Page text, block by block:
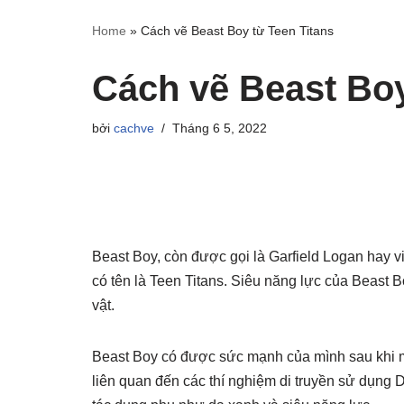
Home » Cách vẽ Beast Boy từ Teen Titans
Cách vẽ Beast
bởi cachve Tháng 6 5, 2022
Beast Boy, còn được gọi là Garfield Logan hay
có tên là Teen Titans. Siêu năng lực của Beast
vật.
Beast Boy có được sức mạnh của mình sau khi
liên quan đến các thí nghiệm di truyền sử dụng